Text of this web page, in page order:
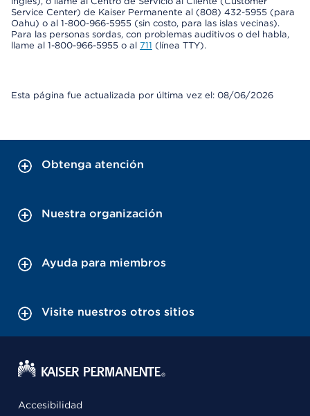
Service Center) de Kaiser Permanente al (808) 432-5955 (para
Oahu) o al 1-800-966-5955 (sin costo, para las islas vecinas).
Para las personas sordas, con problemas auditivos o del habla,
llame al 1-800-966-5955 o al 711 (línea TTY).
Esta página fue actualizada por última vez el: 08/06/2026
Obtenga atención
Nuestra organización
Ayuda para miembros
Visite nuestros otros sitios
Accesibilidad